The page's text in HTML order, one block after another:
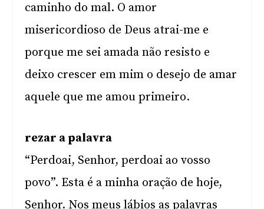
caminho do mal. O amor
misericordioso de Deus atrai-me e
porque me sei amada não resisto e
deixo crescer em mim o desejo de amar
aquele que me amou primeiro.
rezar a palavra
“Perdoai, Senhor, perdoai ao vosso
povo”. Esta é a minha oração de hoje,
Senhor. Nos meus lábios as palavras